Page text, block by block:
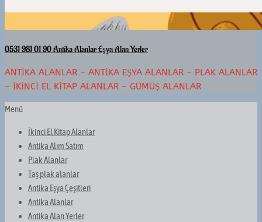
0531 981 01 90 Antika Alanlar Eşya Alan Yerler
ANTIKA ALANLAR – ANTIKA EŞYA ALANLAR – PLAK ALANLAR
– İKINCI EL KITAP ALANLAR – GÜMÜŞ ALANLAR
Menü
İkinci El Kitap Alanlar
Antika Alım Satım
Plak Alanlar
Taş plak alanlar
Antika Eşya Çeşitleri
Antika Alanlar
Antika Alan Yerler